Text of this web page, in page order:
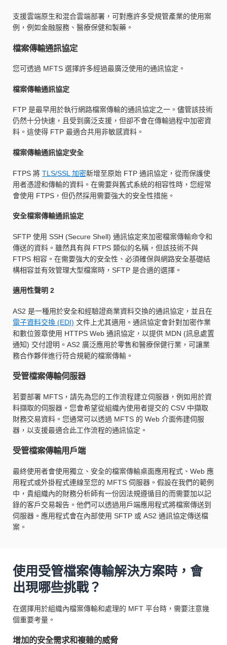
支援雲端原生和混合雲端部署，可對應許多受規管產業的使用案
例，例如金融服務、醫療保健和製藥。
檔案傳輸通訊協定
您可透過 MFTS 選擇許多經過最廣泛使用的通訊協定。
檔案傳輸通訊協定
FTP 是最早用於執行網路檔案傳輸的通訊協定之一。儘管該技術
仍然十分快速，且受到廣泛支援，但卻不會在傳輸過程中加密資
料。這使得 FTP 最適合共用非敏感資料。
檔案傳輸通訊協定安全
FTPS 將 TLS/SSL 加密新增至原始 FTP 通訊協定，從而保護使
用者憑證和傳輸的資料。在需要與舊式系統的相容性時，您經常
會使用 FTPS，但仍然採用需要強大的安全性措施。
安全檔案傳輸通訊協定
SFTP 使用 SSH (Secure Shell) 通訊協定來加密檔案傳輸命令和
傳送的資料。雖然具有與 FTPS 類似的名稱，但該技術不與
FTPS 相容。在需要強大的安全性、必須確保與網路安全基礎結
構相容並有效管理大型檔案時，SFTP 是合適的選擇。
適用性聲明 2
AS2 是一種用於安全和經驗證商業資料交換的通訊協定，並且在
電子資料交換 (EDI) 文件上尤其適用。通訊協定會針對加密作業
和數位簽章使用 HTTPS Web 通訊協定，以提供 MDN (訊息處置
通知) 交付證明。AS2 廣泛應用於零售和醫療保健行業，可讓業
務合作夥伴進行符合規範的檔案傳輸。
受管檔案傳輸伺服器
若要部署 MFTS，請先為您的工作流程建立伺服器，例如用於資
料擷取的伺服器。您會希望從組織內使用者提交的 CSV 中擷取
財務交易資料。您通常可以透過 MFTS 的 Web 介面佈建伺服
器，以支援最適合此工作流程的通訊協定。
受管檔案傳輸用戶端
最終使用者會使用獨立、安全的檔案傳輸桌面應用程式、Web 應
用程式或外掛程式連線至您的 MFTS 伺服器。假設在我們的範例
中，貴組織內的財務分析師有一份因法規遵循目的而需要加以記
錄的客戶交易報告。他們可以透過用戶端應用程式將檔案傳送到
伺服器。應用程式會在內部使用 SFTP 或 AS2 通訊協定傳送檔
案。
使用受管檔案傳輸解決方案時，會
出現哪些挑戰？
在選擇用於組織內檔案傳輸和處理的 MFT 平台時，需要注意幾
個重要考量。
增加的安全需求和複雜的威脅